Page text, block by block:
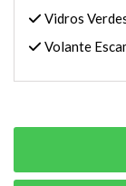
Vidros
Volante